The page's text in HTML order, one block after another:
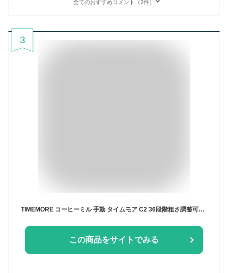
全てのおすすめコメント（2件）
3
TIMEMORE コーヒーミル 手動 タイムモア C2 36段階粗さ調整可能 軽量 省力性 携帯 お手入れ簡単 ステンレス製コーヒーミル 白い (ブラシ付き)
この商品をサイトでみる